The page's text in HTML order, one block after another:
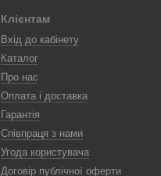
Клієнтам
Вхід до кабінету
Каталог
Про нас
Оплата і доставка
Гарантія
Співпраця з нами
Угода користувача
Договір публічної оферти